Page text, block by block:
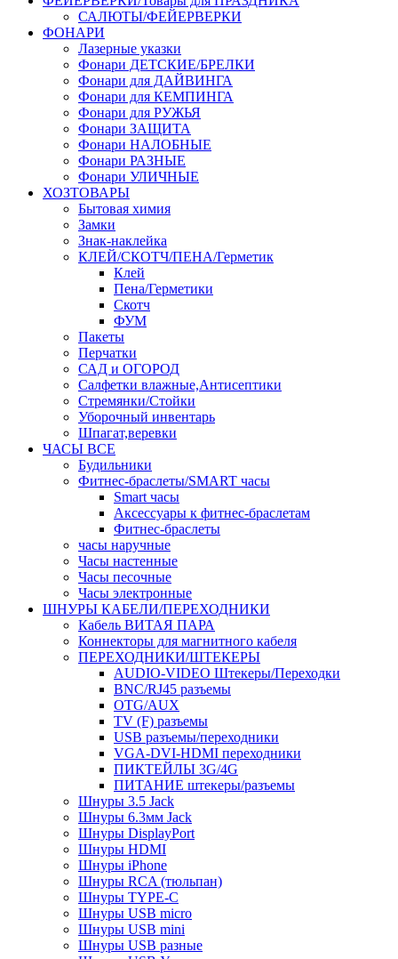
САЛЮТЫ/ФЕЙЕРВЕРКИ
ФОНАРИ
Лазерные указки
Фонари ДЕТСКИЕ/БРЕЛКИ
Фонари для ДАЙВИНГА
Фонари для КЕМПИНГА
Фонари для РУЖЬЯ
Фонари ЗАЩИТА
Фонари НАЛОБНЫЕ
Фонари РАЗНЫЕ
Фонари УЛИЧНЫЕ
ХОЗТОВАРЫ
Бытовая химия
Замки
Знак-наклейка
КЛЕЙ/СКОТЧ/ПЕНА/Герметик
Клей
Пена/Герметики
Скотч
ФУМ
Пакеты
Перчатки
САД и ОГОРОД
Салфетки влажные,Антисептики
Стремянки/Стойки
Уборочный инвентарь
Шпагат,веревки
ЧАСЫ ВСЕ
Будильники
Фитнес-браслеты/SMART часы
Smart часы
Аксессуары к фитнес-браслетам
Фитнес-браслеты
часы наручные
Часы настенные
Часы песочные
Часы электронные
ШНУРЫ КАБЕЛИ/ПЕРЕХОДНИКИ
Кабель ВИТАЯ ПАРА
Коннекторы для магнитного кабеля
ПЕРЕХОДНИКИ/ШТЕКЕРЫ
AUDIO-VIDEO Штекеры/Переходки
BNC/RJ45 разъемы
OTG/AUX
TV (F) разъемы
USB разъемы/переходники
VGA-DVI-HDMI переходники
ПИКТЕЙЛЫ 3G/4G
ПИТАНИЕ штекеры/разъемы
Шнуры 3.5 Jack
Шнуры 6.3мм Jack
Шнуры DisplayPort
Шнуры HDMI
Шнуры iPhone
Шнуры RCA (тюльпан)
Шнуры TYPE-C
Шнуры USB micro
Шнуры USB mini
Шнуры USB разные